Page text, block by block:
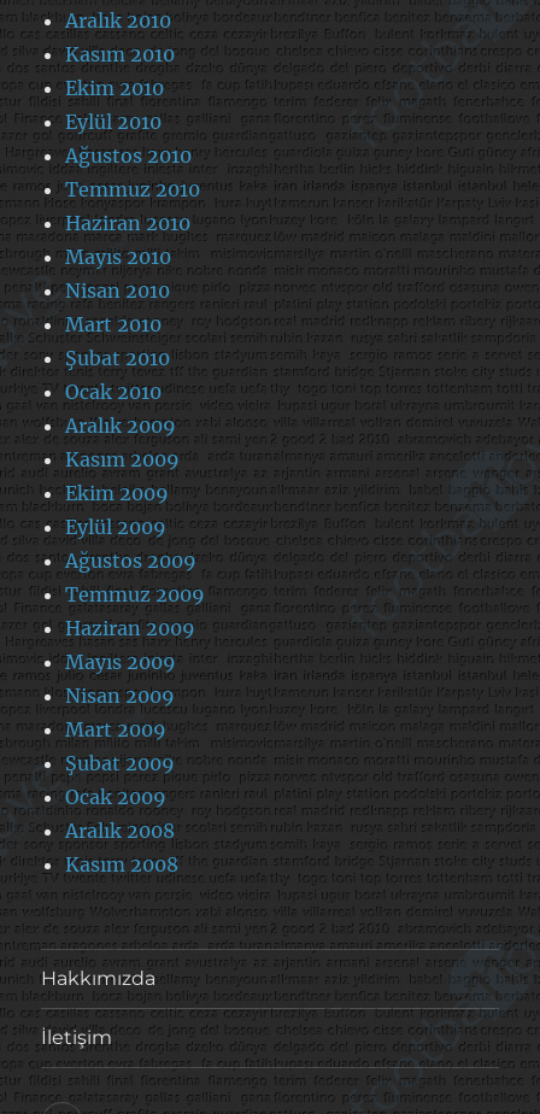
Aralık 2010
Kasım 2010
Ekim 2010
Eylül 2010
Ağustos 2010
Temmuz 2010
Haziran 2010
Mayıs 2010
Nisan 2010
Mart 2010
Şubat 2010
Ocak 2010
Aralık 2009
Kasım 2009
Ekim 2009
Eylül 2009
Ağustos 2009
Temmuz 2009
Haziran 2009
Mayıs 2009
Nisan 2009
Mart 2009
Şubat 2009
Ocak 2009
Aralık 2008
Kasım 2008
Hakkımızda
İletişim